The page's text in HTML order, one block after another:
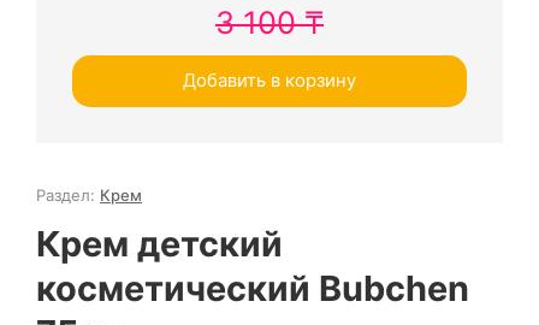
3 100₸
Добавить в корзину
Раздел: Крем
Крем детский
косметический Bubchen